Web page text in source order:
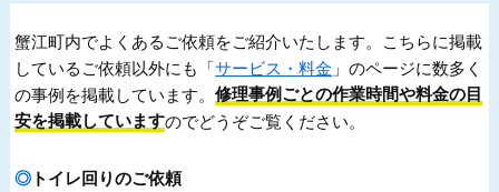
蟹江町内でよくあるご依頼をご紹介いたします。こちらに掲載
しているご依頼以外にも「サービス・料金 」のページに数多く
の事例を掲載しています。修理事例ごとの作業時間や料金の目
安を掲載していますのでどうぞご覧ください。
トイレ回りのご依頼